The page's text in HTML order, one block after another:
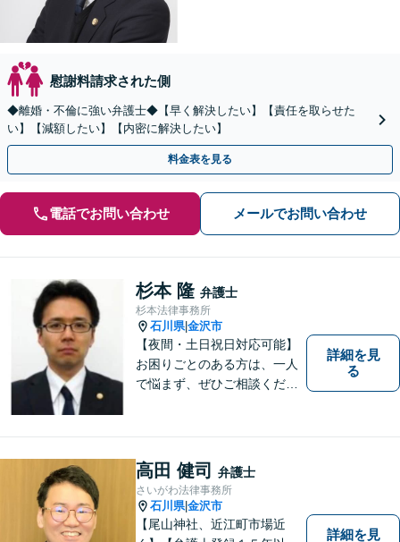
慰謝料請求された側
◆離婚・不倫に強い弁護士◆【早く解決したい】【責任を取らせた
い】【減額したい】【内密に解決したい】
料金表を見る
電話でお問い合わせ メールでお問い合わせ
杉本 隆 弁護士
杉本法律事務所
石川県|金沢市
【夜間・土日祝日対応可能】
お困りごとのある方は、一人
で悩まず、ぜひご相談くださ
さい（相談料：１時間５5００
円(税込））
詳細を見
る
高田 健司 弁護士
さいがわ法律事務所
石川県|金沢市
【尾山神社、近江町市場近
詳細を見